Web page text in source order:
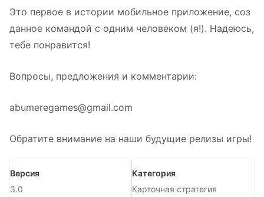
Это первое в истории мобильное приложение, соз
данное командой с одним человеком (я!). Надеюсь,
тебе понравится!
Вопросы, предложения и комментарии:
abumeregames@gmail.com
Обратите внимание на наши будущие релизы игры!
Версия
3.0
Категория
Карточная стратегия